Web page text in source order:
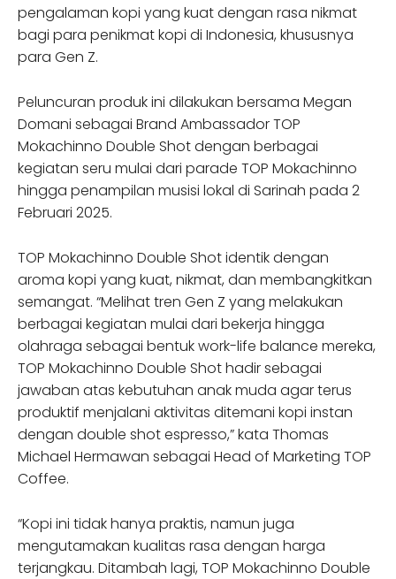
pengalaman kopi yang kuat dengan rasa nikmat
bagi para penikmat kopi di Indonesia, khususnya
para Gen Z.
Peluncuran produk ini dilakukan bersama Megan
Domani sebagai Brand Ambassador TOP
Mokachinno Double Shot dengan berbagai
kegiatan seru mulai dari parade TOP Mokachinno
hingga penampilan musisi lokal di Sarinah pada 2
Februari 2025.
TOP Mokachinno Double Shot identik dengan
aroma kopi yang kuat, nikmat, dan membangkitkan
semangat. “Melihat tren Gen Z yang melakukan
berbagai kegiatan mulai dari bekerja hingga
olahraga sebagai bentuk work-life balance mereka,
TOP Mokachinno Double Shot hadir sebagai
jawaban atas kebutuhan anak muda agar terus
produktif menjalani aktivitas ditemani kopi instan
dengan double shot espresso,” kata Thomas
Michael Hermawan sebagai Head of Marketing TOP
Coffee.
“Kopi ini tidak hanya praktis, namun juga
mengutamakan kualitas rasa dengan harga
terjangkau. Ditambah lagi, TOP Mokachinno Double